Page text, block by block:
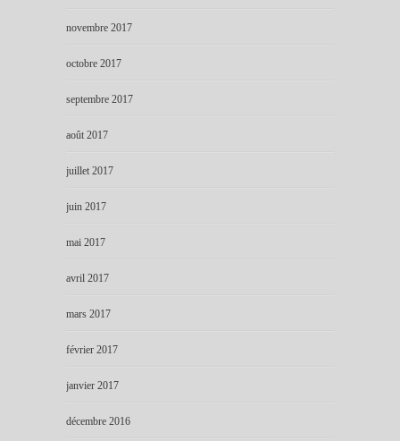
novembre 2017
octobre 2017
septembre 2017
août 2017
juillet 2017
juin 2017
mai 2017
avril 2017
mars 2017
février 2017
janvier 2017
décembre 2016